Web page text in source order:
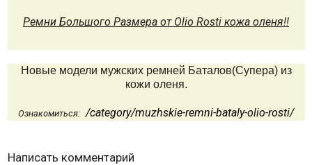
Ремни Большого Размера от Olio Rosti кожа оленя!!
Новые модели мужских ремней Баталов(Супера) из
кожи оленя.
Ознакомиться: /category/muzhskie-remni-bataly-olio-rosti/
Написать комментарий